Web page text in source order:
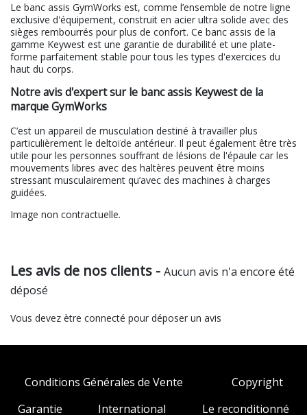
Le banc assis GymWorks est, comme l’ensemble de notre ligne
exclusive d'équipement, construit en acier ultra solide avec des
sièges rembourrés pour plus de confort. Ce banc assis de la
gamme Keywest est une garantie de durabilité et une plate-
forme parfaitement stable pour tous les types d'exercices du
haut du corps.
Notre avis d'expert sur le banc assis Keywest de la
marque GymWorks
C’est un appareil de musculation destiné à travailler plus
particulièrement le deltoïde antérieur. Il peut également être très
utile pour les personnes souffrant de lésions de l'épaule car les
mouvements libres avec des haltères peuvent être moins
stressant musculairement qu’avec des machines à charges
guidées.
Image non contractuelle.
Les avis de nos clients - Aucun avis n'a encore été
déposé
Vous devez ètre connecté pour déposer un avis
Conditions Générales de Vente
Copyright
Garantie
International Le reconditionné